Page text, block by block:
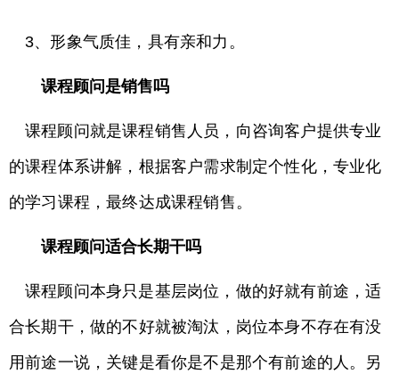
3、形象气质佳，具有亲和力。
课程顾问是销售吗
课程顾问就是课程销售人员，向咨询客户提供专业
的课程体系讲解，根据客户需求制定个性化，专业化
的学习课程，最终达成课程销售。
课程顾问适合长期干吗
课程顾问本身只是基层岗位，做的好就有前途，适
合长期干，做的不好就被淘汰，岗位本身不存在有没
用前途一说，关键是看你是不是那个有前途的人。另